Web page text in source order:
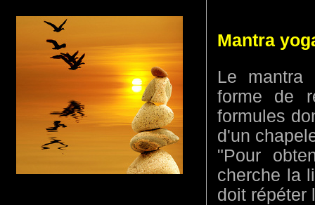
Mantra
Le mantra
forme de
formules
d'un
"Pour
cherche la
doit répéter